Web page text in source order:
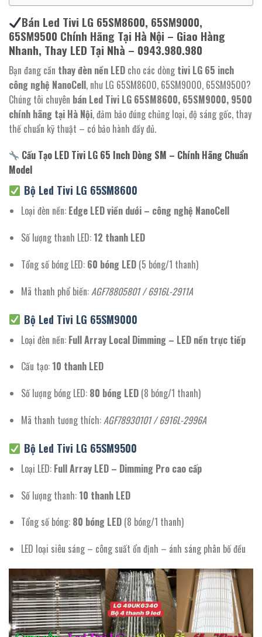
Bán Led Tivi LG 65SM8600, 65SM9000,
65SM9500 Chính Hãng Tại Hà Nội – Giao Hàng
Nhanh, Thay LED Tại Nhà – 0943.980.980
Bạn đang cần thay đèn nền LED cho các dòng tivi LG 65 inch
công nghệ NanoCell, như LG 65SM8600, 65SM9000, 65SM9500?
Chúng tôi chuyên bán Led Tivi LG 65SM8600, 65SM9000, 9500
chính hãng tại Hà Nội, đảm bảo đúng chủng loại, độ sáng gốc, thay
thế chuẩn kỹ thuật – có bảo hành đầy đủ.
Cấu Tạo LED Tivi LG 65 Inch Dòng SM – Chính Hãng Chuẩn
Model
Bộ Led Tivi LG 65SM8600
Loại đèn nền: Edge LED viền dưới – công nghệ NanoCell
Số lượng thanh LED: 12 thanh LED
Tổng số bóng LED: 60 bóng LED(5 bóng/1 thanh)
Mã thanh phổ biến: AGF78805801 / 6916L-2911A
Bộ Led Tivi LG 65SM9000
Loại đèn nền: Full Array Local Dimming – LED nền trực tiếp
Cấu tạo: 10 thanh LED
Số lượng bóng LED: 80 bóng LED(8 bóng/1 thanh)
Mã thanh tương thích:AGF78930101 / 6916L-2996A
Bộ Led Tivi LG 65SM9500
Loại LED: Full Array LED – Dimming Pro cao cấp
Số lượng thanh: 10 thanh LED
Tổng số bóng: 80 bóng LED(8 bóng/1 thanh)
LED loại siêu sáng – công suất ổn định – ánh sáng phân bố đều